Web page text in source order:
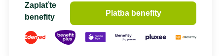
Zaplaťte
benefity
Platba benefity